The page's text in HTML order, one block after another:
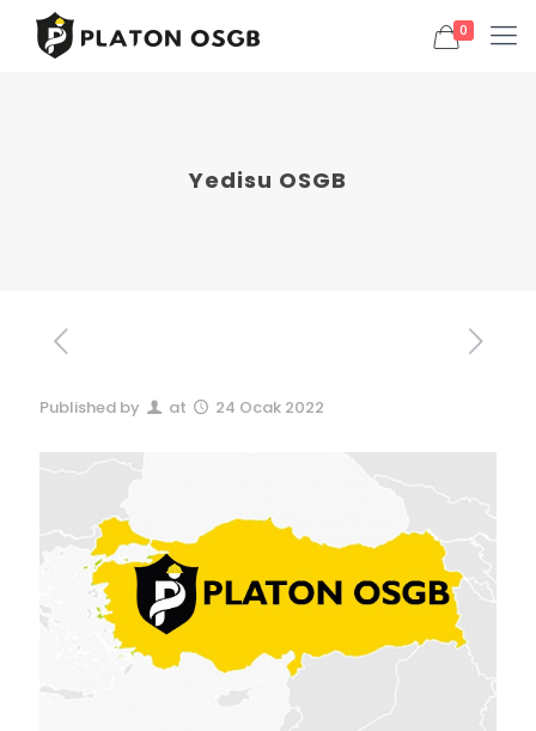
0
Yedisu OSGB
Published by at 24 Ocak 2022